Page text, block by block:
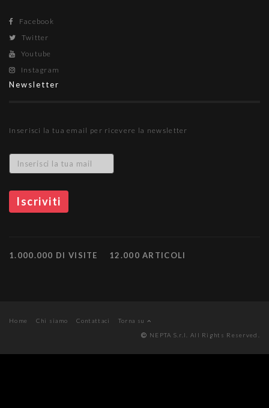
Facebook
Twitter
Youtube
Instagram
Newsletter
Inserisci la tua email per ricevere la newsletter
1.000.000 DI VISITE 12.000 ARTICOLI
Home Chi siamo Contattaci
Torna su
NEPTA S.r.l. All Rights Reserved.